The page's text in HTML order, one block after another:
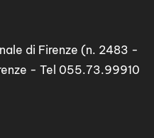
di Firenze (n. 2483 -
- Tel 055.73.99910